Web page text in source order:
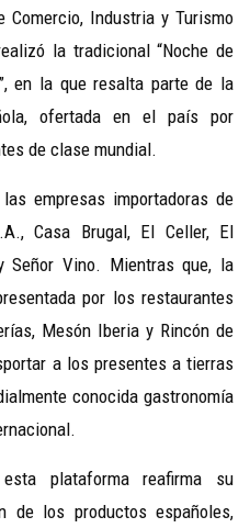
Comercio, Industria y Turismo
la tradicional “Noche de
en la que resalta parte de la
ofertada en el país por
de clase mundial.
empresas importadoras de
Casa Brugal, El Celler, El
Señor Vino. Mientras que, la
por los restaurantes
Mesón Iberia y Rincón de
a los presentes a tierras
conocida gastronomía
plataforma reafirma su
de los productos españoles,